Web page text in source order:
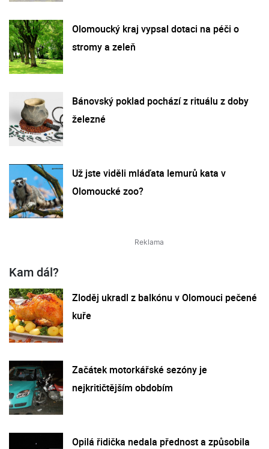
Olomoucký kraj vypsal dotaci na péči o
stromy a zeleň
Bánovský poklad pochází z rituálu z doby
železné
Už jste viděli mláďata lemurů kata v
Olomoucké zoo?
Kam dál?
Zloděj ukradl z balkónu v Olomouci pečené
kuře
Začátek motorkářské sezóny je
nejkritičtějším obdobím
Opilá řidička nedala přednost a způsobila